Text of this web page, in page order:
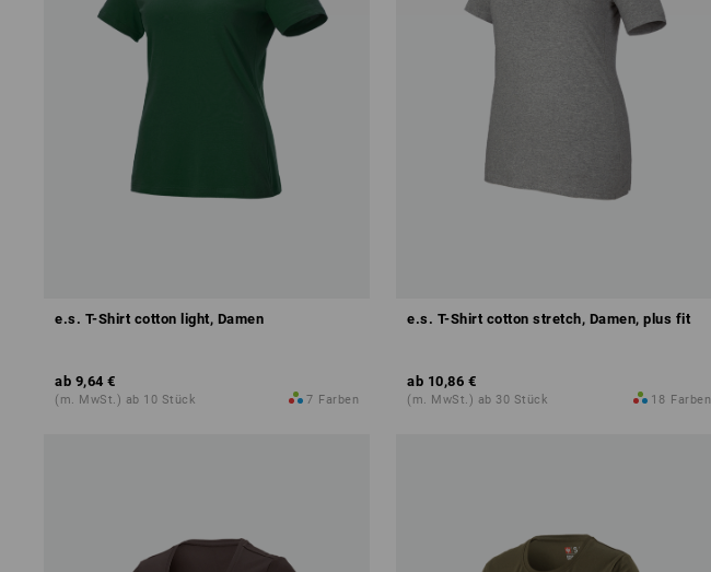
e.s. T-Shirt cotton light, Damen
ab 9,64 €
(m. MwSt.) ab 10 Stück 7 Farben
e.s. T-Shirt cotton stretch, Damen, plus fit
ab 10,86 €
(m. MwSt.) ab 30 Stück 18 Farben